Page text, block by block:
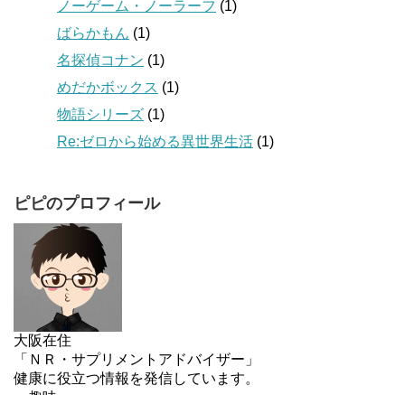
ノーゲーム・ノーラーフ (1)
ばらかもん (1)
名探偵コナン (1)
めだかボックス (1)
物語シリーズ (1)
Re:ゼロから始める異世界生活 (1)
ピピのプロフィール
大阪在住
「ＮＲ・サプリメントアドバイザー」
健康に役立つ情報を発信しています。